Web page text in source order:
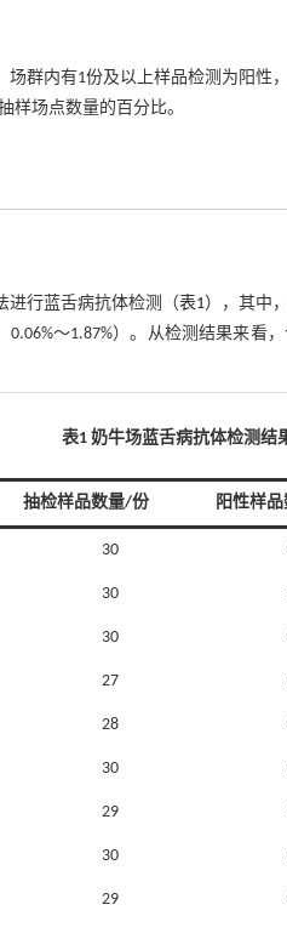
群内有1份及以上样品检测为阳
样场点数量的百分比。
进行蓝舌病抗体检测（表1），其中
0.06%～1.87%）。从检测结果来
表1 奶牛场蓝舌病抗体检测结
抽检样品数量/份 阳性样
30
30
30
27
28
30
29
30
29